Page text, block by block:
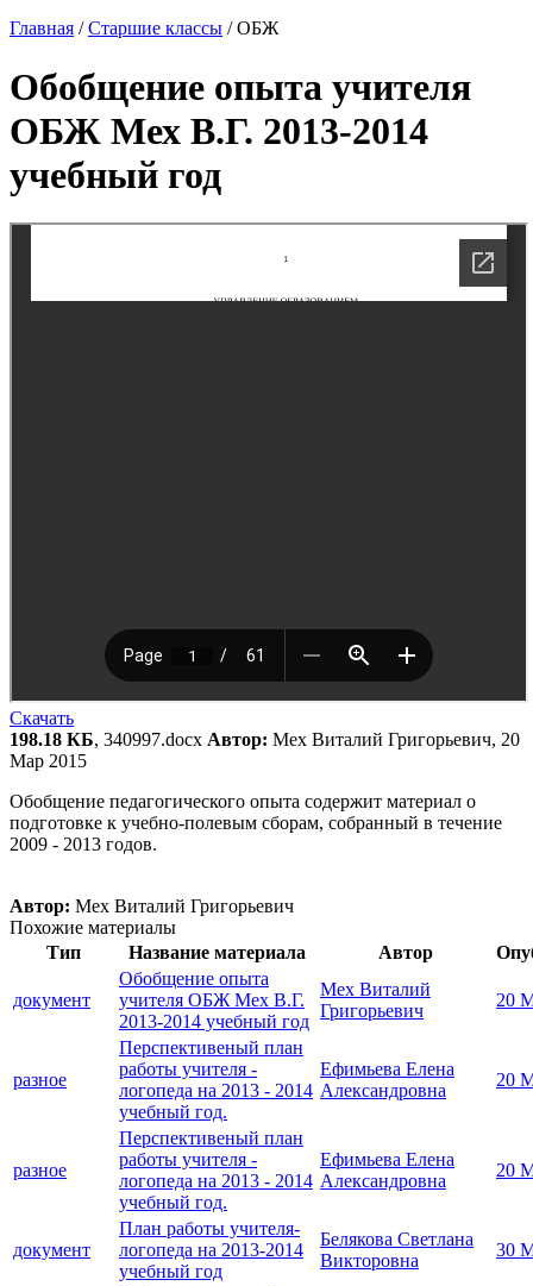
Главная /Старшие классы /ОБЖ
Обобщение опыта учителя
ОБЖ Мех В.Г. 2013-2014
учебный год
Скачать
198.18 КБ, 340997.docx Автор: Мех Виталий Григорьевич, 20
Мар 2015
Обобщение педагогического опыта содержит материал о
подготовке к учебно-полевым сборам, собранный в течение
2009 - 2013 годов.
Автор: Мех Виталий Григорьевич
Похожие материалы
Тип
Название материала Автор
документ
Обобщение опыта
учителя ОБЖ Мех В.Г.
2013-2014 учебный год
Мех Виталий
Григорьевич
20
разное
Перспективеный план
работы учителя -
логопеда на 2013 - 2014
учебный год.
Ефимьева Елена
Александровна
20
разное
Перспективеный план
работы учителя -
логопеда на 2013 - 2014
учебный год.
Ефимьева Елена
Александровна
20
документ
План работы учителя-
логопеда на 2013-2014
учебный год
Белякова Светлана
Викторовна
30